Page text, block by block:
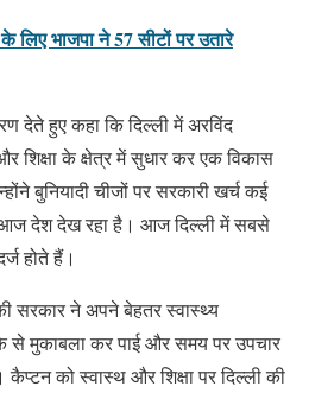
लिए भाजपा ने 57 सीटों पर उतारे
देते हुए कहा कि दिल्ली में अरविंद
शिक्षा के क्षेत्र में सुधार कर एक विकास
बुनियादी चीजों पर सरकारी खर्च कई
आज देश देख रहा है। आज दिल्ली में सबसे
होते हैं।
की सरकार ने अपने बेहतर स्वास्थ्य
मुकाबला कर पाई और समय पर उपचार
को स्वास्थ और शिक्षा पर दिल्ली की